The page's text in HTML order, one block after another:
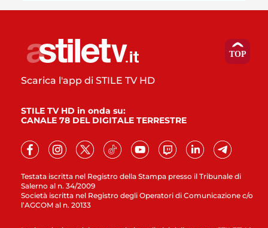
Testata iscritta nel Registro della Stampa presso il Tribunale di
Salerno al n. 34/2009
Società iscritta nel Registro degli Operatori di Comunicazione c/o
l’AGCOM al n. 20133
Scarica l'app di STILE TV HD
STILE TV HD in onda su:
CANALE 78 DEL DIGITALE TERRESTRE